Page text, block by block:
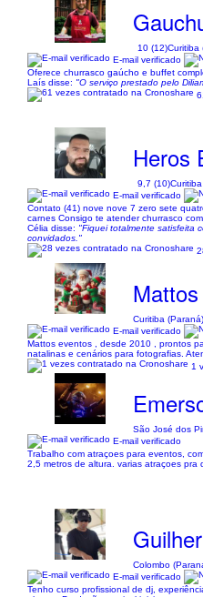
10 (12)Curitiba
E-mail verificado
Oferece churrasco gaúcho e buffet
Laís disse: "O serviço prestado pelo
Heros
9,7 (10)
E-mail verificado
Contato (41) nove nove 7 zero sete
carnes Consigo te atender churrasco
Célia disse: "Fiquei totalmente satisfeita
convidados."
Curitiba
E-mail verificado
Mattos eventos , desde 2010 , prontos
natalinas e cenários para fotografias.
1
São José dos
E-mail verificado
Trabalho com atraçoes para eventos,
2,5 metros de altura. varias atraçoes
Colombo
E-mail verificado
Tenho curso profissional de dj,